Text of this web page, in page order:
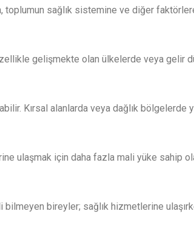
toplumun sağlık sistemine ve diğer
gelişmekte olan ülkelerde veya gelir
Kırsal alanlarda veya dağlık
ulaşmak için daha fazla mali yüke sahip
bilmeyen bireyler; sağlık hizmetlerine